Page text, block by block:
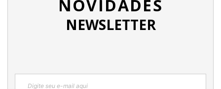
NOVIDADES
NEWSLETTER